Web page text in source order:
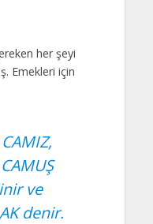
her şeyi
Emekleri için
ve
denir.